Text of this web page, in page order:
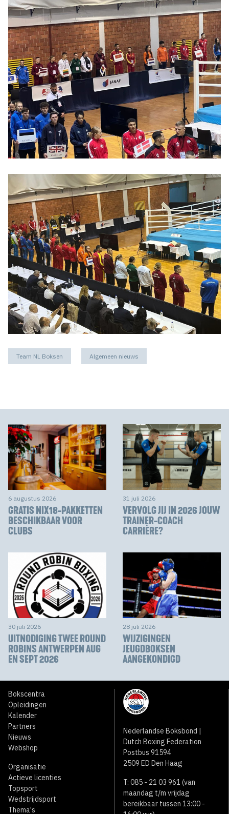
Team NL Boksen Algemeen nieuws
6 augustus 2026
GRATIS NIX18-PAKKETTEN
BESCHIKBAAR VOOR
CLUBS
31 juli 2026
VERVOLG JIJ IN 2026 JOUW
TRAINER-COACH
CARRIÈRE?
30 juli 2026
UITNODIGING TWEE ROUND
ROBINS ANTWERPEN AUG
EN SEPT 2026
28 juli 2026
WIJZIGINGEN
JEUGDBOKSEN
AANGEKONDIGD
Bokscentra
Opleidingen
Kalender
Partners
Nieuws
Webshop
Organisatie
Actieve licenties
Topsport
Wedstrijdsport
Thema's
Nederlandse Boksbond |
Dutch Boxing Federation
Postbus 91594
2509 ED Den Haag
T: 085 - 21 03 961 (van
maandag t/m vrijdag
bereikbaar tussen 13:00 -